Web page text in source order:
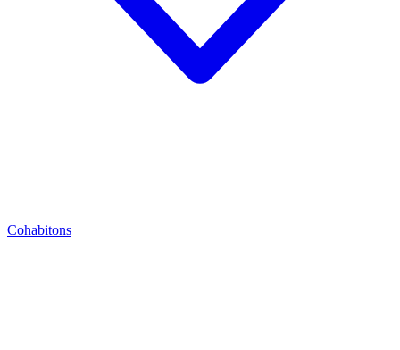
Cohabitons